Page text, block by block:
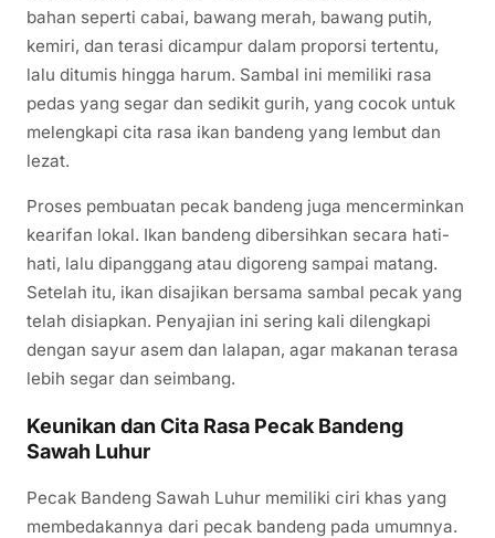
bahan seperti cabai, bawang merah, bawang putih,
kemiri, dan terasi dicampur dalam proporsi tertentu,
lalu ditumis hingga harum. Sambal ini memiliki rasa
pedas yang segar dan sedikit gurih, yang cocok untuk
melengkapi cita rasa ikan bandeng yang lembut dan
lezat.
Proses pembuatan pecak bandeng juga mencerminkan
kearifan lokal. Ikan bandeng dibersihkan secara hati-
hati, lalu dipanggang atau digoreng sampai matang.
Setelah itu, ikan disajikan bersama sambal pecak yang
telah disiapkan. Penyajian ini sering kali dilengkapi
dengan sayur asem dan lalapan, agar makanan terasa
lebih segar dan seimbang.
Keunikan dan Cita Rasa Pecak Bandeng
Sawah Luhur
Pecak Bandeng Sawah Luhur memiliki ciri khas yang
membedakannya dari pecak bandeng pada umumnya.